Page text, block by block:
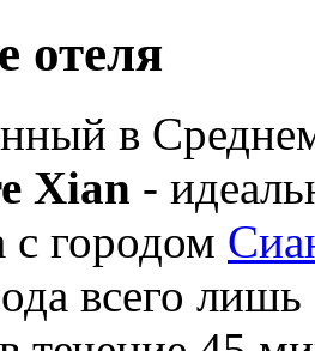
отеля
в
Xian -
с городом
всего